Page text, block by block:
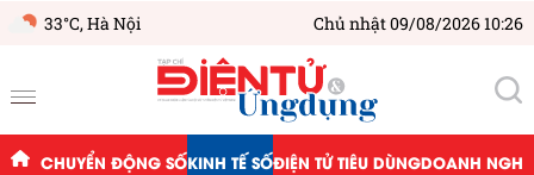
33°C,Hà Nội Chủ nhật 09/08/2026 10:26
CHUYỂN ĐỘNG SỐKINH TẾ SỐĐIỆN TỬ TIÊU DÙNGDOANH